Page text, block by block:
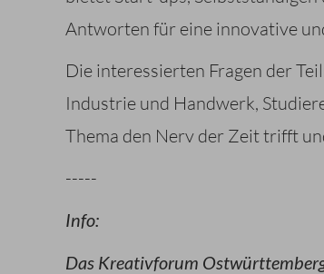
Antworten für eine innovative
Die interessierten Fragen der
Industrie und Handwerk,
Thema den Nerv der Zeit trifft
-----
Info:
Das Kreativforum